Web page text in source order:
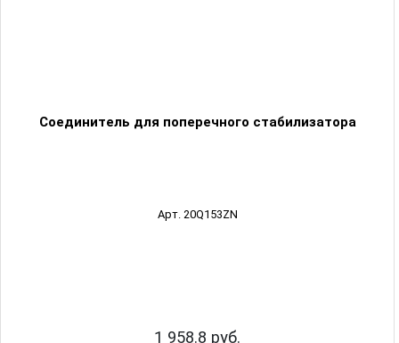
Соединитель для поперечного стабилизатора
Арт. 20Q153ZN
1 958.8 руб.